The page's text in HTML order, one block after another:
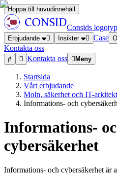
Hoppa till huvudinnehåll
Consids logotyp
Erbjudande Insikter Case
Kontakta oss
Kontakta oss
Meny
Startsida
Vårt erbjudande
Moln, säkerhet och IT-
Informations- och
Informations-
cybersäkerhet
Informations- och cybersäkerhet är